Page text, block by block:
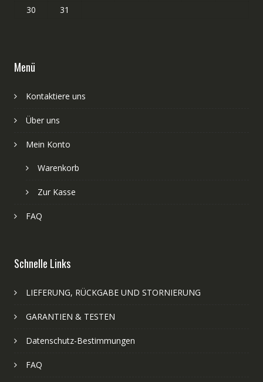
30
31
Menü
Kontaktiere uns
Über uns
Mein Konto
Warenkorb
Zur Kasse
FAQ
Schnelle Links
LIEFERUNG, RÜCKGABE UND STORNIERUNG
GARANTIEN & TESTEN
Datenschutz-Bestimmungen
FAQ